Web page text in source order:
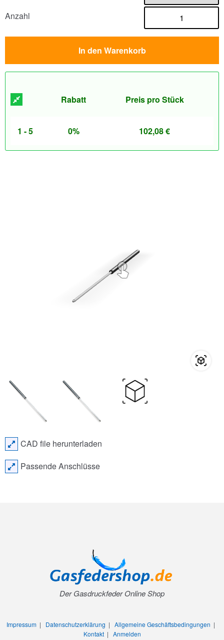
Anzahl
In den Warenkorb
Rabatt Preis pro Stück
1 - 5 0% 102,08€
CAD file herunterladen
Passende Anschlüsse
Der Gasdruckfeder Online Shop
Impressum| Datenschutzerklärung | Allgemeine Geschäftsbedingungen |
Kontakt| Anmelden